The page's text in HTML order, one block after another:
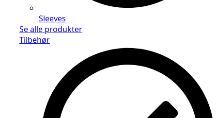
Sleeves
Se alle produkter
Tilbehør